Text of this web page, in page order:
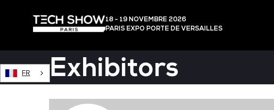
18 - 19 NOVEMBRE 2026
PARIS EXPO PORTE DE VERSAILLES
FR Exhibitors